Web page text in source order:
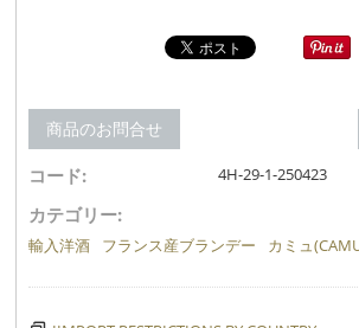
商品のお問合せ
コード: 4H-29-1-250423
カテゴリー:
輸入洋酒 フランス産ブランデー カミュ